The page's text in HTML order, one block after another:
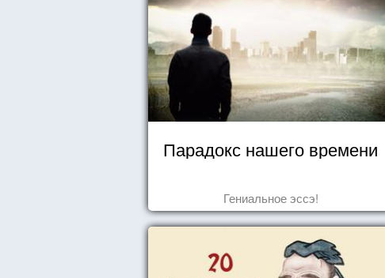
Парадокс нашего времени
Гениальное эссэ!